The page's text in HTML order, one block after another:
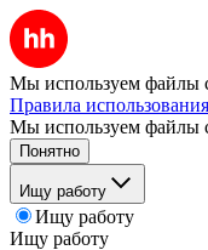
Мы используем файлы
Правила
Мы используем файлы
Понятно
Ищу работу
Ищу работу
Ищу работу